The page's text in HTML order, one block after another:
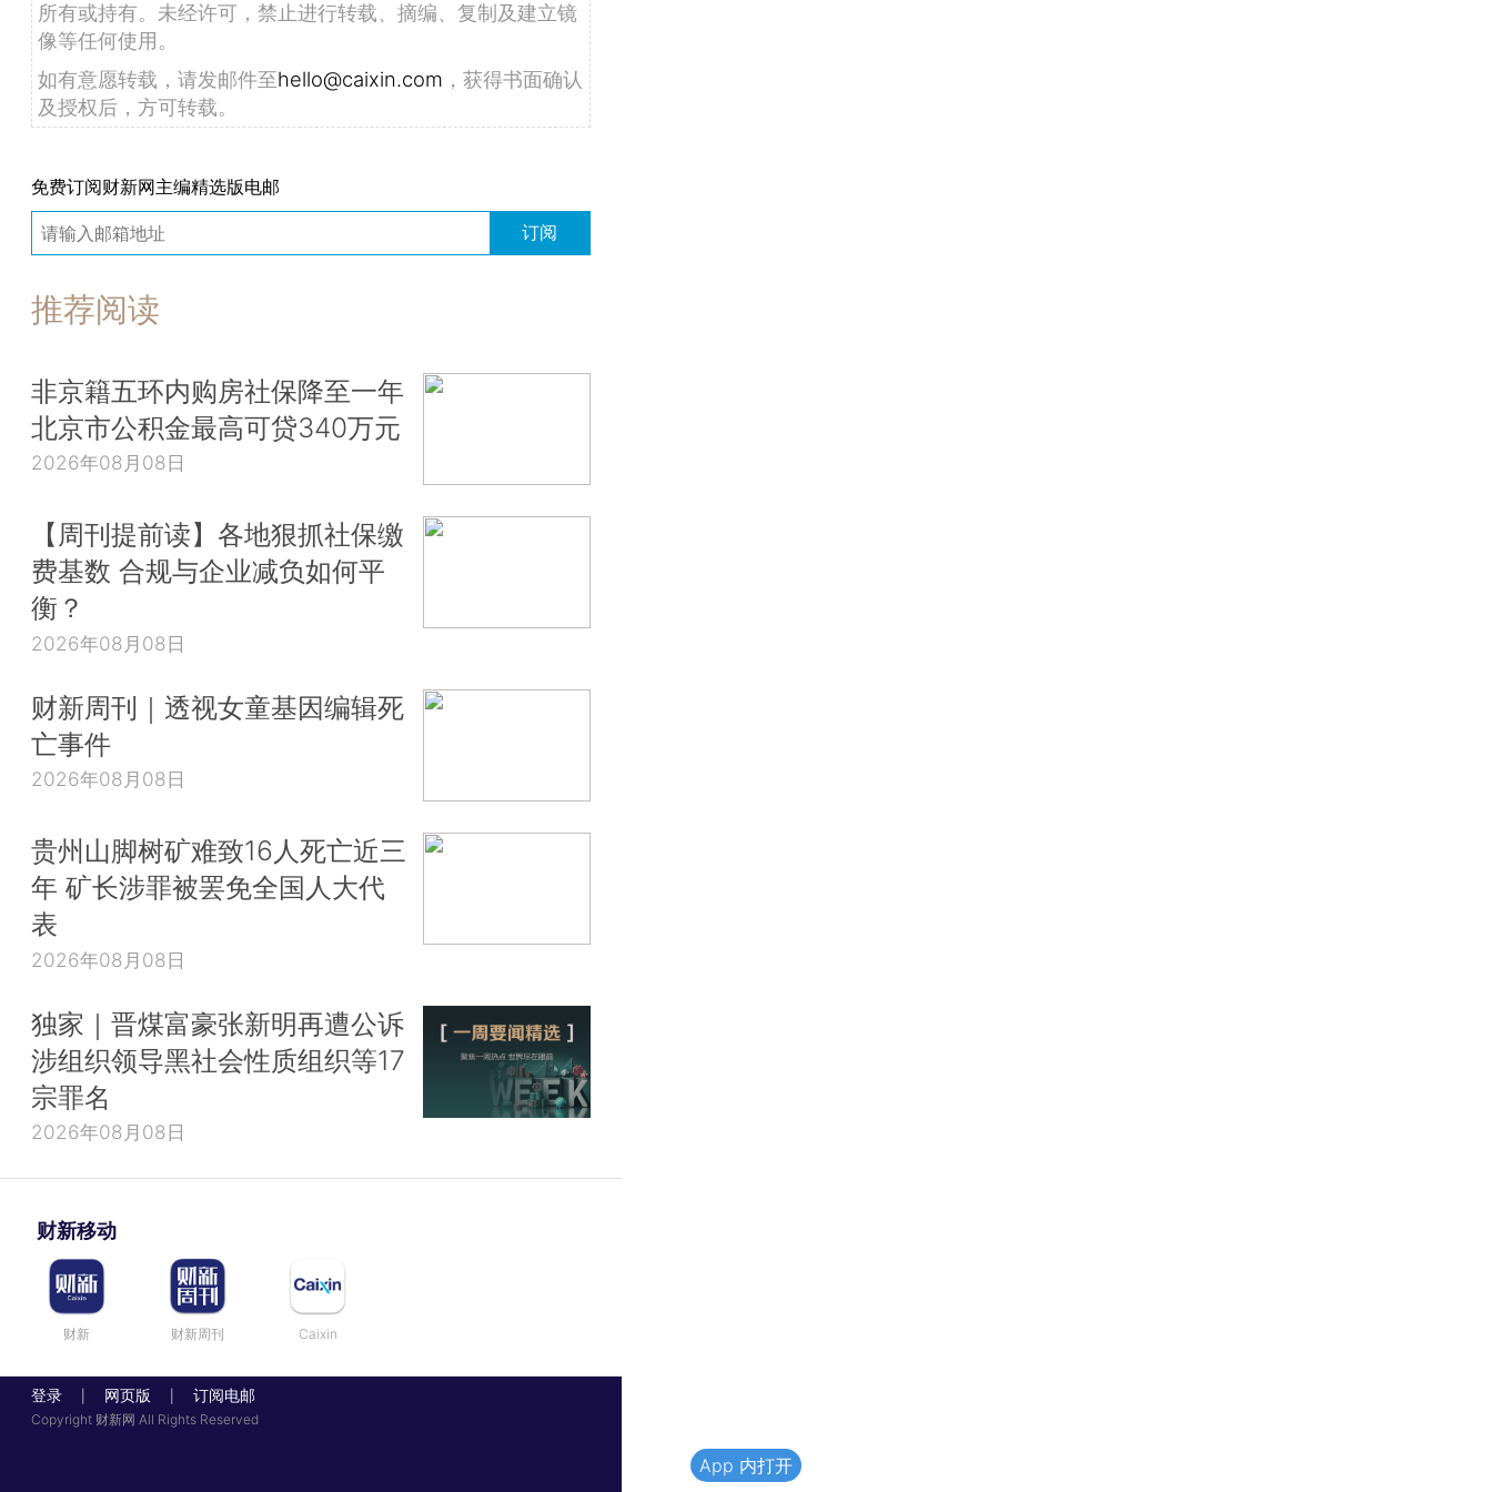
所有或持有。未经许可，禁止进行转载、摘编、复制及建立镜
像等任何使用。
如有意愿转载，请发邮件至hello@caixin.com ，获得书面确认
及授权后，方可转载。
免费订阅财新网主编精选版电邮
订阅
推荐阅读
非京籍五环内购房社保降至一年
北京市公积金最高可贷340万元
2026年08月08日
【周刊提前读】各地狠抓社保缴
费基数 合规与企业减负如何平
衡？
2026年08月08日
财新周刊｜透视女童基因编辑死
亡事件
2026年08月08日
贵州山脚树矿难致16人死亡近三
年 矿长涉罪被罢免全国人大代
表
2026年08月08日
独家｜晋煤富豪张新明再遭公诉
涉组织领导黑社会性质组织等17
宗罪名
2026年08月08日
财新移动
财新 财新周刊 Caixin
登录 网页版 订阅电邮
Copyright 财新网 All Rights Reserved
App 内打开